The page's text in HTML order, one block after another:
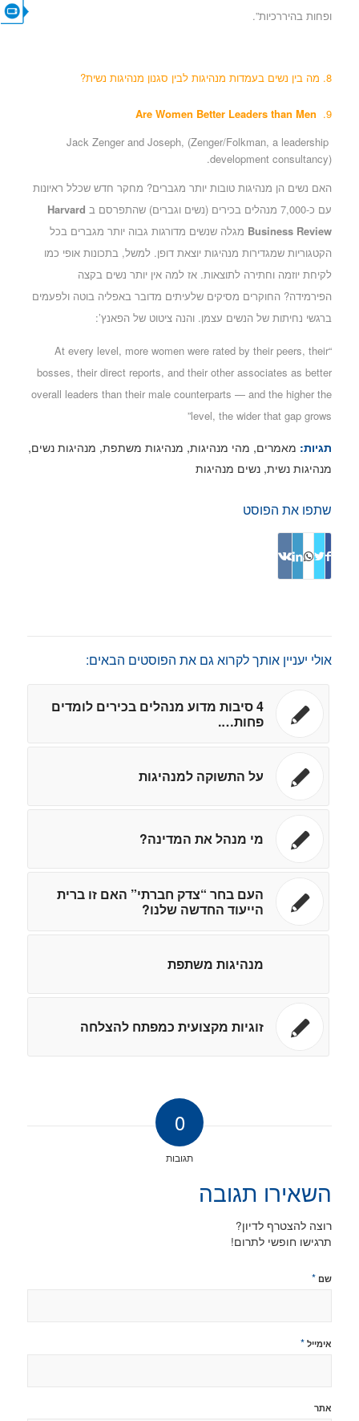
ופחות בהיררכיות”.
8. מה בין נשים בעמדות מנהיגות לבין סגנון מנהיגות נשית?
9.
Are Women Better Leaders than Men
Jack Zenger and Joseph, (Zenger/Folkman, a leadership
development consultancy).
האם נשים הן מנהיגות טובות יותר מגברים? מחקר חדש שכלל ראיונות
עם כ-7,000 מנהלים בכירים (נשים וגברים) שהתפרסם ב
Harvard
Business Review מגלה שנשים מדורגות גבוה יותר מגברים בכל
הקטגוריות שמגדירות מנהיגות יוצאת דופן. למשל, בתכונות אופי כמו
לקיחת יוזמה וחתירה לתוצאות. אז למה אין יותר נשים בקצה
הפירמידה? החוקרים מסיקים שלעיתים מדובר באפליה בוטה ולפעמים
ברגשי נחיתות של הנשים עצמן. והנה ציטוט של הפאנץ’:
“At every level, more women were rated by their peers, their
bosses, their direct reports, and their other associates as better
overall leaders than their male counterparts — and the higher the
level, the wider that gap grows”
תגיות: מאמרים, מהי מנהיגות, מנהיגות משתפת, מנהיגות נשים,
מנהיגות נשית, נשים מנהיגות
שתפו את הפוסט
אולי יעניין אותך לקרוא גם את הפוסטים הבאים:
4 סיבות מדוע מנהלים בכירים לומדים
פחות….
על התשוקה למנהיגות
מי מנהל את המדינה?
העם בחר “צדק חברתי” האם זו ברית
הייעוד החדשה שלנו?
מנהיגות משתפת
זוגיות מקצועית כמפתח להצלחה
0
תגובות
השאירו תגובה
רוצה להצטרף לדיון?
תרגישו חופשי לתרום!
שם *
אימייל *
אתר